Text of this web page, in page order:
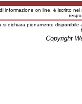
informazione on line, è iscritto nel
si dichiara pienamente
Copyright